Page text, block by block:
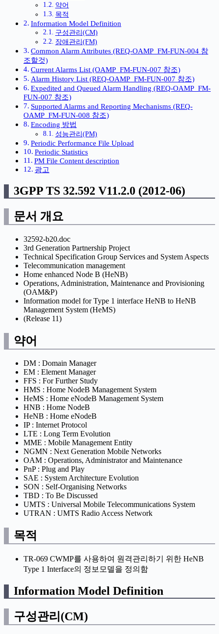
약어
목적
Information Model Definition
구성관리(CM)
장애관리(FM)
Common Alarm Attributes (REQ-OAMP_FM-FUN-004 참
조할것)
Current Alarms List (OAMP_FM-FUN-007 참조)
Alarm History List (REQ-OAMP_FM-FUN-007 참조)
Expedited and Queued Alarm Handling (REQ-OAMP_FM-
FUN-007 참조)
Supported Alarms and Reporting Mechanisms (REQ-
OAMP_FM-FUN-008 참조)
Encoding 방법
성능관리(PM)
Periodic Performance File Upload
Periodic Statistics
PM File Content description
광고
3GPP TS 32.592 V11.2.0 (2012-06)
문서 개요
32592-b20.doc
3rd Generation Partnership Project
Technical Specification Group Services and System Aspects
Telecommunication management
Home enhanced Node B (HeNB)
Operations, Administration, Maintenance and Provisioning
(OAM&P)
Information model for Type 1 interface HeNB to HeNB
Management System (HeMS)
(Release 11)
약어
DM : Domain Manager
EM : Element Manager
FFS : For Further Study
HMS : Home NodeB Management System
HeMS : Home eNodeB Management System
HNB : Home NodeB
HeNB : Home eNodeB
IP : Internet Protocol
LTE : Long Term Evolution
MME : Mobile Management Entity
NGMN : Next Generation Mobile Networks
OAM : Operations, Administrator and Maintenance
PnP : Plug and Play
SAE : System Architecture Evolution
SON : Self-Organising Networks
TBD : To Be Discussed
UMTS : Universal Mobile Telecommunications System
UTRAN : UMTS Radio Access Network
목적
TR-069 CWMP를 사용하여 원격관리하기 위한 HeNB
Type 1 Interface의 정보모델을 정의함
Information Model Definition
구성관리(CM)